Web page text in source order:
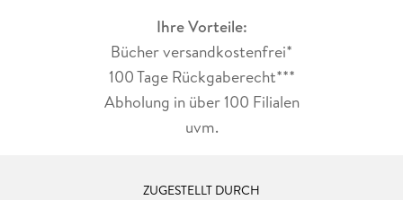
Ihre Vorteile:
Bücher versandkostenfrei*
100 Tage Rückgaberecht***
Abholung in über 100 Filialen
uvm.
ZUGESTELLT DURCH